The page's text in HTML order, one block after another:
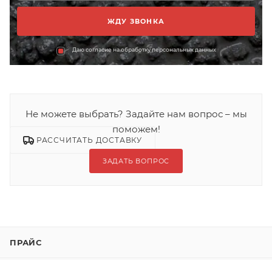
РАССЧИТАТЬ ДОСТАВКУ
Даю согласие на обработку персональных данных
Не можете выбрать? Задайте нам вопрос – мы
поможем!
ЗАДАТЬ ВОПРОС
ПРАЙС